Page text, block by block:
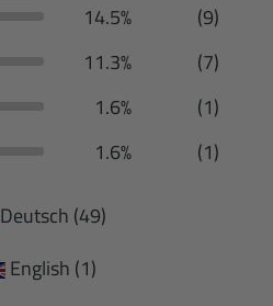
14.5%
(9)
11.3%
(7)
1.6%
(1)
1.6% (1)
Deutsch (49)
English (1)